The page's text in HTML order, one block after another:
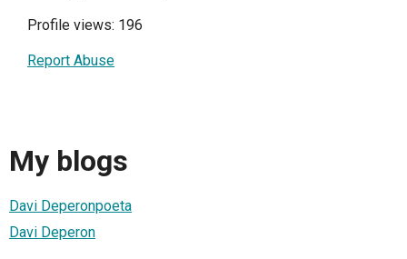
Profile views: 196
Report Abuse
My blogs
Davi Deperonpoeta
Davi Deperon